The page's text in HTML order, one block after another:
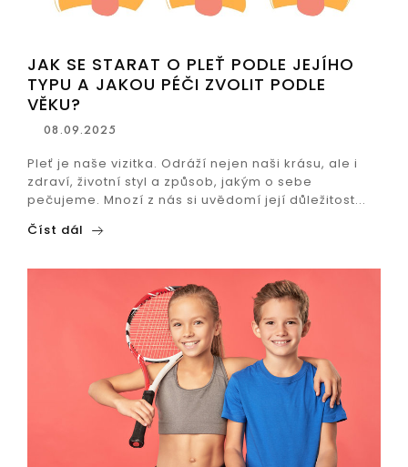
JAK SE STARAT O PLEŤ PODLE JEJÍHO
TYPU A JAKOU PÉČI ZVOLIT PODLE
VĚKU?
08.09.2025
Pleť je naše vizitka. Odráží nejen naši krásu, ale i
zdraví, životní styl a způsob, jakým o sebe
pečujeme. Mnozí z nás si uvědomí její důležitost...
Číst dál